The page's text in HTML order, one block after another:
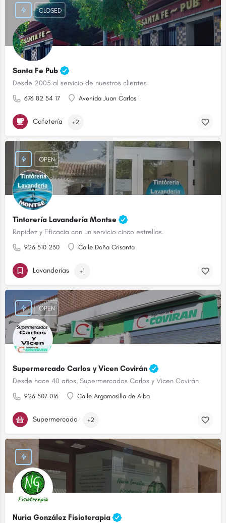
Santa Fe Pub
Desde 2005 al servicio de nuestros clientes
676 82 54 17 Avenida Juan Carlos I
CLOSED
Cafetería +2
Tintorería Lavandería Montse
Rapidez y Eficacia con un servicio cinco estrellas.
926 510 230 Calle Doña Crisanta
OPEN
Lavanderías +1
Supermercado Carlos y Vicen Covirán
Desde hace 40 años, Supermercados Carlos y Vicen Covirán
926 507 016 Calle Argamasilla de Alba
OPEN
Supermercado +2
Nuria González Fisioterapia